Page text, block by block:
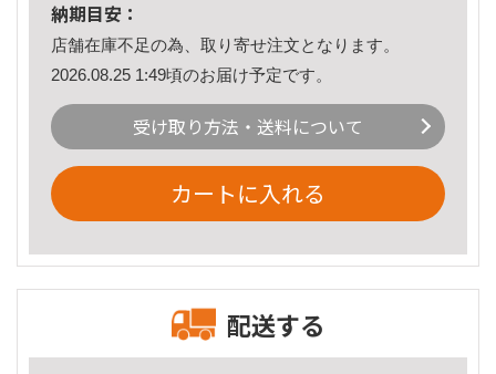
納期目安：
店舗在庫不足の為、取り寄せ注文となります。
2026.08.25 1:49頃のお届け予定です。
受け取り方法・送料について
カートに入れる
配送する